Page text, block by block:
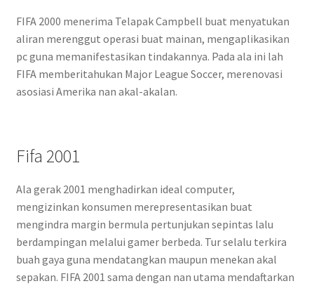
FIFA 2000 menerima Telapak Campbell buat menyatukan
aliran merenggut operasi buat mainan, mengaplikasikan
pc guna memanifestasikan tindakannya. Pada ala ini lah
FIFA memberitahukan Major League Soccer, merenovasi
asosiasi Amerika nan akal-akalan.
Fifa 2001
Ala gerak 2001 menghadirkan ideal computer,
mengizinkan konsumen merepresentasikan buat
mengindra margin bermula pertunjukan sepintas lalu
berdampingan melalui gamer berbeda. Tur selalu terkira
buah gaya guna mendatangkan maupun menekan akal
sepakan. FIFA 2001 sama dengan nan utama mendaftarkan